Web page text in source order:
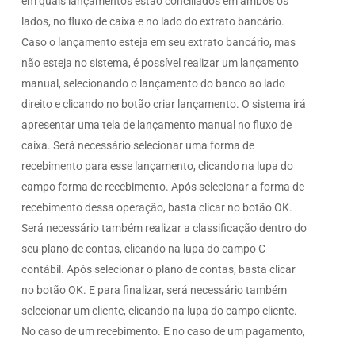
lados, no fluxo de caixa e no lado do extrato bancário.
Caso o lançamento esteja em seu extrato bancário, mas
não esteja no sistema, é possível realizar um lançamento
manual, selecionando o lançamento do banco ao lado
direito e clicando no botão criar lançamento. O sistema irá
apresentar uma tela de lançamento manual no fluxo de
caixa. Será necessário selecionar uma forma de
recebimento para esse lançamento, clicando na lupa do
campo forma de recebimento. Após selecionar a forma de
recebimento dessa operação, basta clicar no botão OK.
Será necessário também realizar a classificação dentro do
seu plano de contas, clicando na lupa do campo C
contábil. Após selecionar o plano de contas, basta clicar
no botão OK. E para finalizar, será necessário também
selecionar um cliente, clicando na lupa do campo cliente.
No caso de um recebimento. E no caso de um pagamento,